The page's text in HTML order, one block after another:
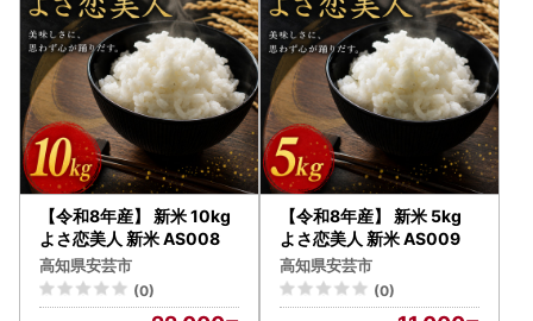
【令和8年産】 新米 10kg
よさ恋美人 新米 AS008
高知県安芸市
(0)
【令和8年産】 新米 5kg
よさ恋美人 新米 AS009
高知県安芸市
(0)